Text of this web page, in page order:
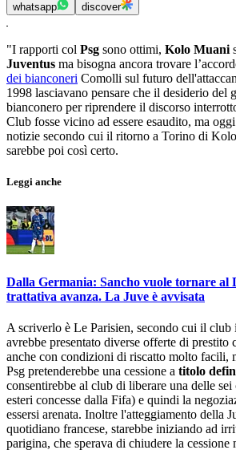
whatsapp discover
"I rapporti col Psg sono ottimi, Kolo Muani
Juventus ma bisogna ancora trovare
dei bianconeri Comolli sul futuro
1998 lasciavano pensare che il desiderio del
bianconero per riprendere il discorso
Club fosse vicino ad essere esaudito, ma
notizie secondo cui il ritorno a Torino di
sarebbe poi così certo.
Leggi anche
Dalla Germania: Sancho vuole tornare al
trattativa avanza. La Juve è avvisata
A scriverlo è Le Parisien, secondo cui il club
avrebbe presentato diverse offerte di prestito
anche con condizioni di riscatto molto facili,
Psg pretenderebbe una cessione a titolo
consentirebbe al club di liberare una delle sei
esteri concesse dalla Fifa) e quindi la
essersi arenata. Inoltre l'atteggiamento della
quotidiano francese, starebbe iniziando ad
parigina, che sperava di chiudere la cessione